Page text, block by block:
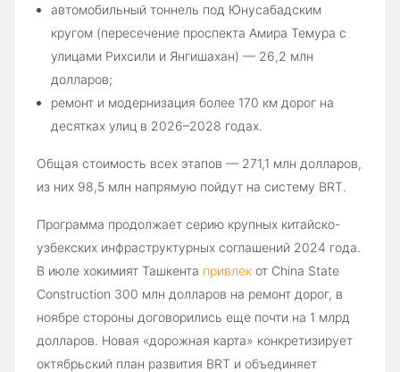
автомобильный тоннель под Юнусабадским
кругом (пересечение проспекта Амира Темура с
улицами Рихсили и Янгишахан) — 26,2 млн
долларов;
ремонт и модернизация более 170 км дорог на
десятках улиц в 2026–2028 годах.
Общая стоимость всех этапов — 271,1 млн долларов,
из них 98,5 млн напрямую пойдут на систему BRT.
Программа продолжает серию крупных китайско-
узбекских инфраструктурных соглашений 2024 года.
В июле хокимият Ташкента привлек от China State
Construction 300 млн долларов на ремонт дорог, в
ноябре стороны договорились еще почти на 1 млрд
долларов. Новая «дорожная карта» конкретизирует
октябрьский план развития BRT и объединяет